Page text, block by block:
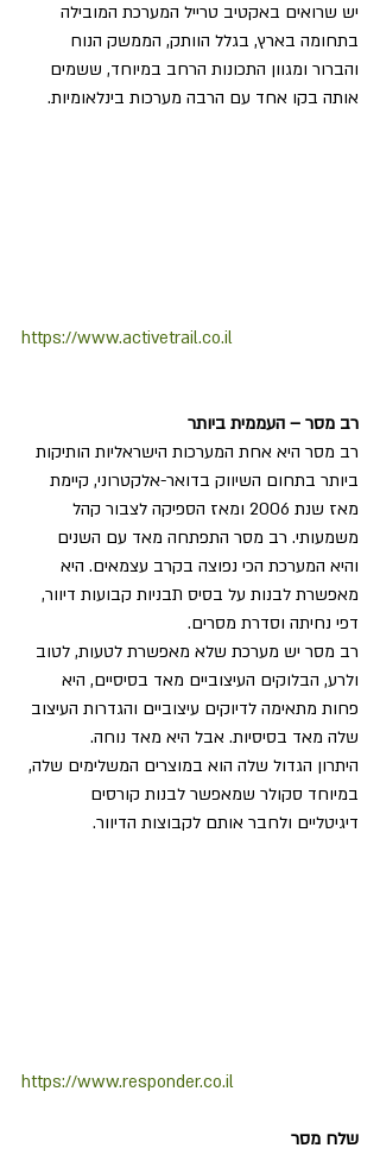
יש שרואים באקטיב טרייל המערכת המובילה
בתחומה בארץ, בגלל הוותק, הממשק הנוח
והברור ומגוון התכונות הרחב במיוחד, ששמים
אותה בקו אחד עם הרבה מערכות בינלאומיות.
https://www.activetrail.co.il
רב מסר – העממית ביותר
רב מסר היא אחת המערכות הישראליות הותיקות
ביותר בתחום השיווק בדואר-אלקטרוני, קיימת
מאז שנת 2006 ומאז הספיקה לצבור קהל
משמעותי. רב מסר התפתחה מאד עם השנים
והיא המערכת הכי נפוצה בקרב עצמאים. היא
מאפשרת לבנות על בסיס תבניות קבועות דיוור,
דפי נחיתה וסדרת מסרים.
רב מסר יש מערכת שלא מאפשרת לטעות, לטוב
ולרע, הבלוקים העיצוביים מאד בסיסיים, היא
פחות מתאימה לדיוקים עיצוביים והגדרות העיצוב
שלה מאד בסיסיות. אבל היא מאד נוחה.
היתרון הגדול שלה הוא במוצרים המשלימים שלה,
במיוחד סקולר שמאפשר לבנות קורסים
דיגיטליים ולחבר אותם לקבוצות הדיוור.
https://www.responder.co.il
שלח מסר